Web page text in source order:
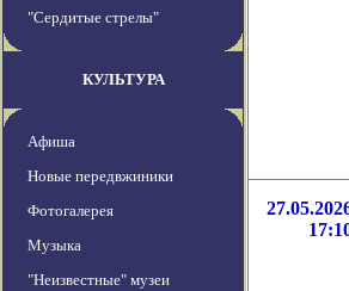
"Сердитые стрелы"
КУЛЬТУРА
Афиша
Новые передвжиники
Фотогалерея
Музыка
"Неизвестные" музеи